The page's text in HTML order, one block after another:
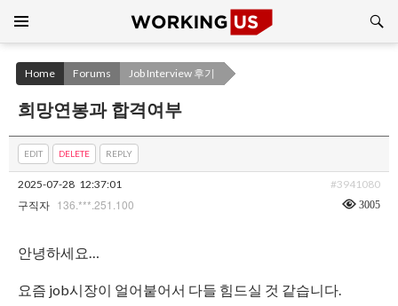
CONTENT
Home Forums Job Interview 후기
희망연봉과 합격여부
EDIT DELETE REPLY
2025-07-28 12:37:01 #3941080
구직자 136.***.251.100 3005
안녕하세요…
요즘 job시장이 얼어붙어서 다들 힘드실 것 같습니다.